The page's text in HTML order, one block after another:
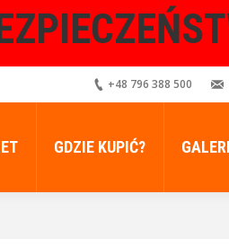
+48 796 388 500
GDZIE KUPIĆ?